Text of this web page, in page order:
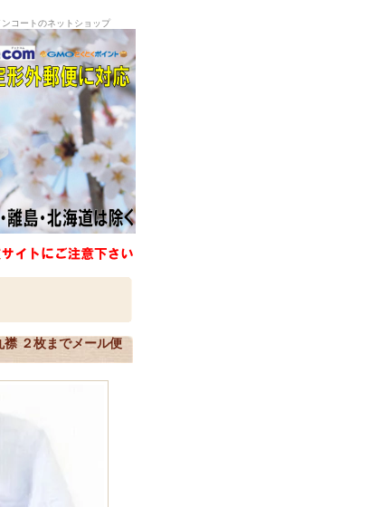
コートのネットショップ
２枚までメール便